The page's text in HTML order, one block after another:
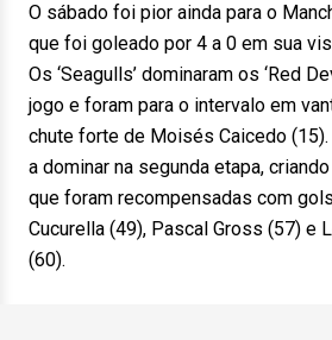
O sábado foi pior ainda para o
que foi goleado por 4 a 0 em sua
Os ‘Seagulls’ dominaram os ‘Red
jogo e foram para o intervalo em
chute forte de Moisés Caicedo (15).
a dominar na segunda etapa,
que foram recompensadas com
Cucurella (49), Pascal Gross (57) e
(60).